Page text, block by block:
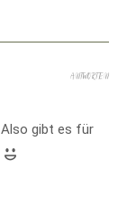
gibt es für
ANTWORTEN